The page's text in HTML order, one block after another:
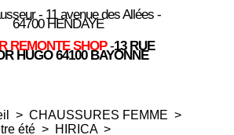
- 11 avenue des Allées -
64700 HENDAYE
REMONTE SHOP -13 RUE
HUGO 64100 BAYONNE
> CHAUSSURES FEMME >
été > HIRICA>